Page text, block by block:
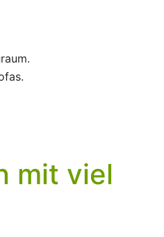
mit viel